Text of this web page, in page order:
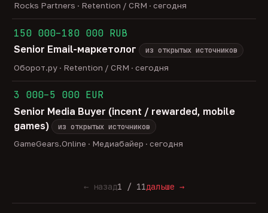
Rocks Partners · Retention / CRM · сегодня
150 000–180 000 RUB
Senior Email-маркетолог
из открытых источников
Оборот.ру · Retention / CRM · сегодня
3 000–5 000 EUR
Senior Media Buyer (incent / rewarded, mobile
games)
из открытых источников
GameGears.Online · Медиабайер · сегодня
← назад1 / 11дальше →